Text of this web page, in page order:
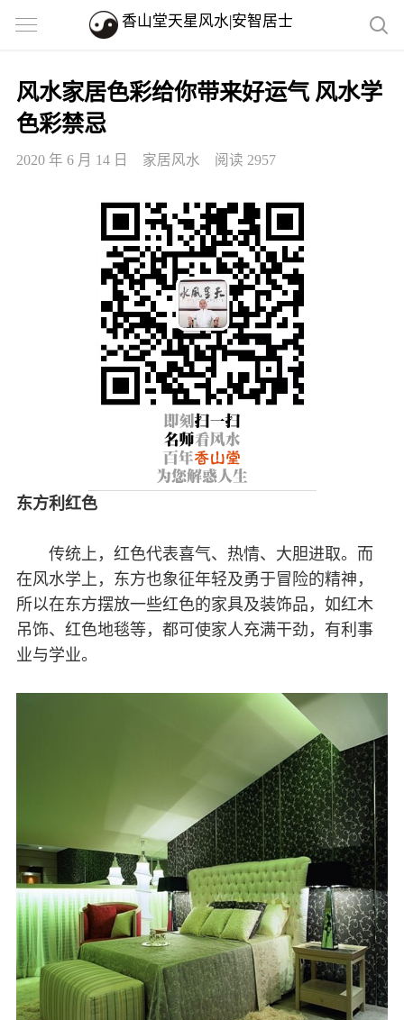
香山堂天星风水|安智居士
风水家居色彩给你带来好运气 风水学
色彩禁忌
2020 年 6 月 14 日 家居风水 阅读 2957
东方利红色
传统上，红色代表喜气、热情、大胆进取。而
在风水学上，东方也象征年轻及勇于冒险的精神，
所以在东方摆放一些红色的家具及装饰品，如红木
吊饰、红色地毯等，都可使家人充满干劲，有利事
业与学业。